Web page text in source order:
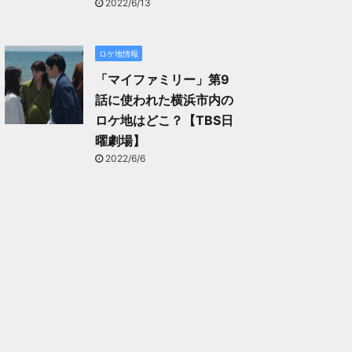
2022/6/13
ロケ地情報
「マイファミリー」第9
話に使われた横浜市内の
ロケ地はどこ？【TBS日
曜劇場】
2022/6/6